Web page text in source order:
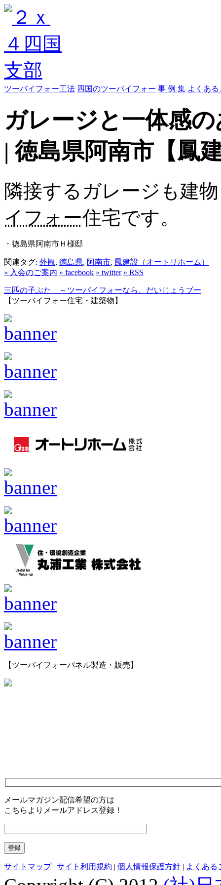
ツーバイフォー工法 四国のツーバイフォー 事 例 集 よくあ
ガレージと一体感
| 徳島県阿南市【鳳
隣接するガレージも建
イフォー住宅です。
・徳島県阿南市Ｈ様邸
関連タグ: 外観, 徳島県, 阿南市, 鳳建設（オートリホーム）
» 入会のご案内 » facebook » twitter » RSS
三匹の子ぶた ～ツーバイフォーなら、だいじょうブー
【ツーバイフォー住宅・建築物】
【ツーバイフォーパネル製造・販売】
メールマガジン配信希望の方は
こちらよりメールアドレス登録！
サイトマップ サイト利用規約 個人情報保護方針 よくある